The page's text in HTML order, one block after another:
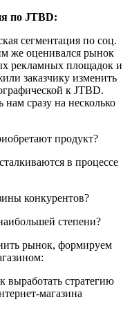
по JTBD:
сегментация по соц.
же оценивался рынок
рекламных площадок и
заказчику изменить
к JTBD.
нам сразу на несколько
продукт?
в процессе
конкурентов?
степени?
рынок, формируем